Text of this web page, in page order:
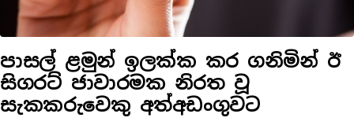
පාසල් ළමුන් ඉලක්ක කර ගනිමින් ඊ
සිගරට් ජාවාරමක නිරත වූ
සැකකරුවෙකු අත්අඩංගුවට